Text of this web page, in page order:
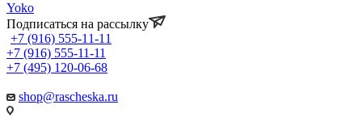
Yoko
Подписаться на рассылку
+7 (916) 555-11-11
+7 (916) 555-11-11
+7 (495) 120-06-68
shop@rascheska.ru